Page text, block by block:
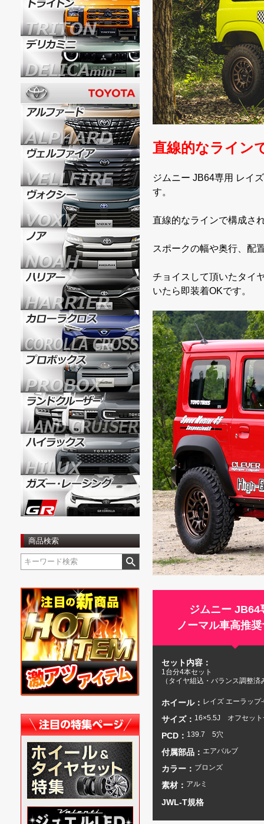
商品検索
直線的なライン
ジムニー JB64専用 レイ
す。
直線的なラインで構成さ
スポークの幅や奥行、配
チョイスして頂いたタイ
いたら即装着OKです。
ジムニー JB64
ノーマル車高推
セット内容：
1台分4本セット
（タイヤ組込・バランス調整済
ホイール： レイズ エーラップ
サイズ： 16×5.5J オフセット
PCD： 139.7 5穴
付属部品： エアバルブ
カラー： ブロンズ
素材： アルミ
JWL-T規格